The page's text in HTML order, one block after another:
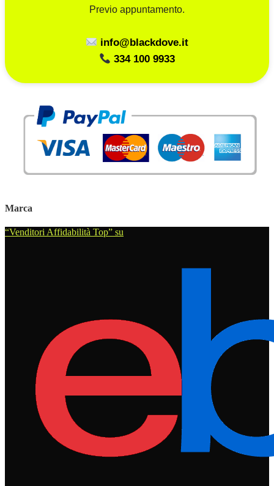
Previo appuntamento.
info@blackdove.it
334 100 9933
Marca
“Venditori Affidabilità Top” su